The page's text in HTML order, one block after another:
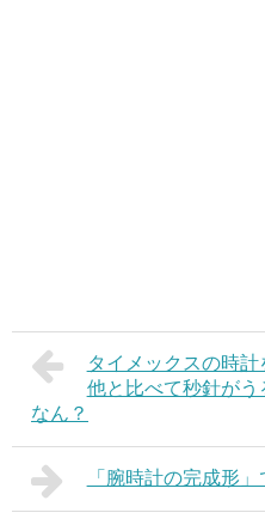
タイメックスの時計
他と比べて秒針が
なん？
「腕時計の完成形